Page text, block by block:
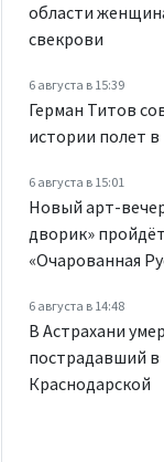
области
свекрови
6 августа в 15:39
Герман Титов
истории полет в
6 августа в 15:01
Новый арт-
дворик»
«Очарованная
6 августа в 14:48
В Астрахани
пострадавший в
Краснодарской